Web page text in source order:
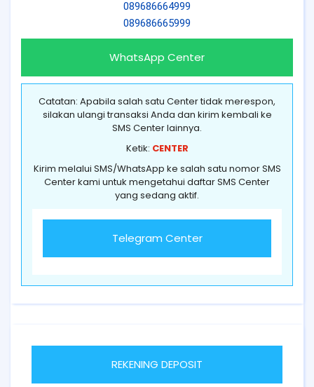
089686664999
089686665999
WhatsApp Center
Catatan: Apabila salah satu Center tidak merespon,
silakan ulangi transaksi Anda dan kirim kembali ke
SMS Center lainnya.
Ketik: CENTER
Kirim melalui SMS/WhatsApp ke salah satu nomor SMS
Center kami untuk mengetahui daftar SMS Center
yang sedang aktif.
Telegram Center
REKENING DEPOSIT